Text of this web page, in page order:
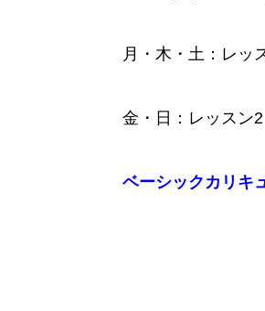
月・木・土：レ
金・日 ： レッスン
ベーシックカリ